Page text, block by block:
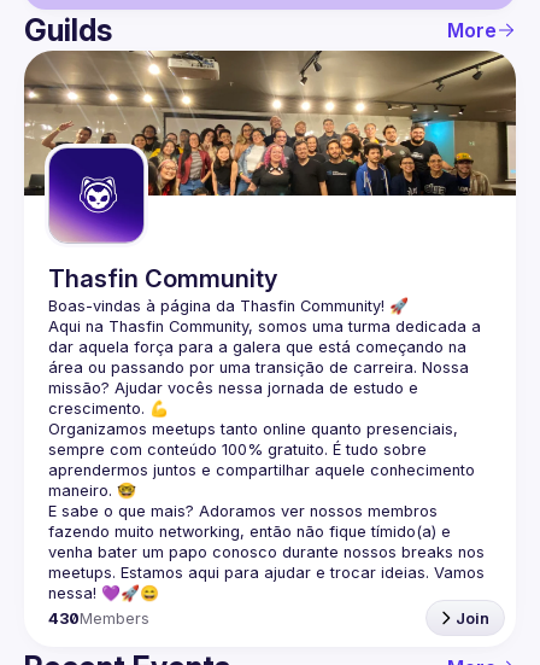
User
Events
Guilds
Guilds More
Thasfin Community
Boas-vindas à página da Thasfin Community! 🚀
Aqui na Thasfin Community, somos uma turma dedicada a
dar aquela força para a galera que está começando na
área ou passando por uma transição de carreira. Nossa
missão? Ajudar vocês nessa jornada de estudo e
crescimento. 💪
Organizamos meetups tanto online quanto presenciais,
sempre com conteúdo 100% gratuito. É tudo sobre
aprendermos juntos e compartilhar aquele conhecimento
maneiro. 🤓
E sabe o que mais? Adoramos ver nossos membros
fazendo muito networking, então não fique tímido(a) e
venha bater um papo conosco durante nossos breaks nos
meetups. Estamos aqui para ajudar e trocar ideias. Vamos
nessa! 💜🚀😄
430Members Join